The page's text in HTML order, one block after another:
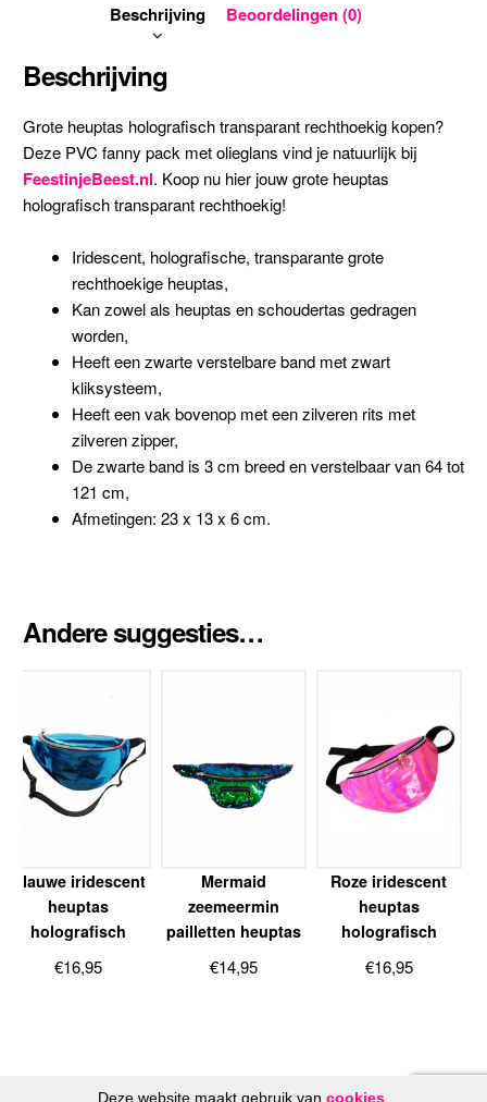
Beschrijving Beoordelingen (0)
Beschrijving
Grote heuptas holografisch transparant rechthoekig kopen?
Deze PVC fanny pack met olieglans vind je natuurlijk bij
FeestinjeBeest.nl. Koop nu hier jouw grote heuptas
holografisch transparant rechthoekig!
Iridescent, holografische, transparante grote
rechthoekige heuptas,
Kan zowel als heuptas en schoudertas gedragen
worden,
Heeft een zwarte verstelbare band met zwart
kliksysteem,
Heeft een vak bovenop met een zilveren rits met
zilveren zipper,
De zwarte band is 3 cm breed en verstelbaar van 64 tot
121 cm,
Afmetingen: 23 x 13 x 6 cm.
Andere suggesties…
Blauwe iridescent
heuptas
holografisch
€16,95
Mermaid
zeemeermin
pailletten heuptas
€14,95
Roze iridescent
heuptas
holografisch
€16,95
Deze website maakt gebruik van cookies